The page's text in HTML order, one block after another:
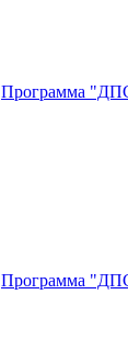
Программа
Программа